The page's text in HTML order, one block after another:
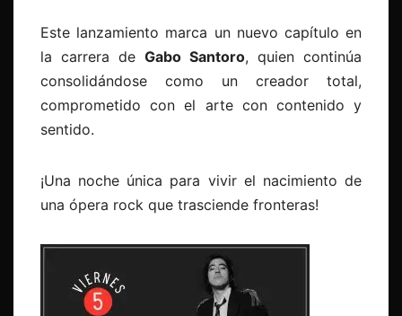
Este lanzamiento marca un nuevo capítulo en
la carrera de Gabo Santoro, quien continúa
consolidándose como un creador total,
comprometido con el arte con contenido y
sentido.
¡Una noche única para vivir el nacimiento de
una ópera rock que trasciende fronteras!